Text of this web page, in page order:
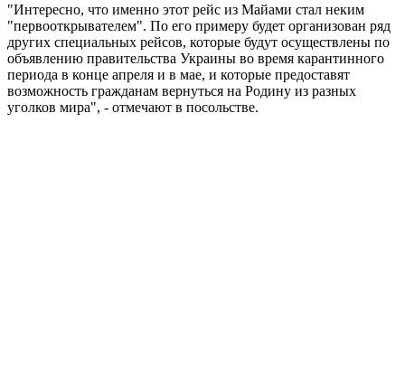
"Интересно, что именно этот рейс из Майами стал неким
"первооткрывателем". По его примеру будет организован ряд
других специальных рейсов, которые будут осуществлены по
объявлению правительства Украины во время карантинного
периода в конце апреля и в мае, и которые предоставят
возможность гражданам вернуться на Родину из разных
уголков мира", - отмечают в посольстве.